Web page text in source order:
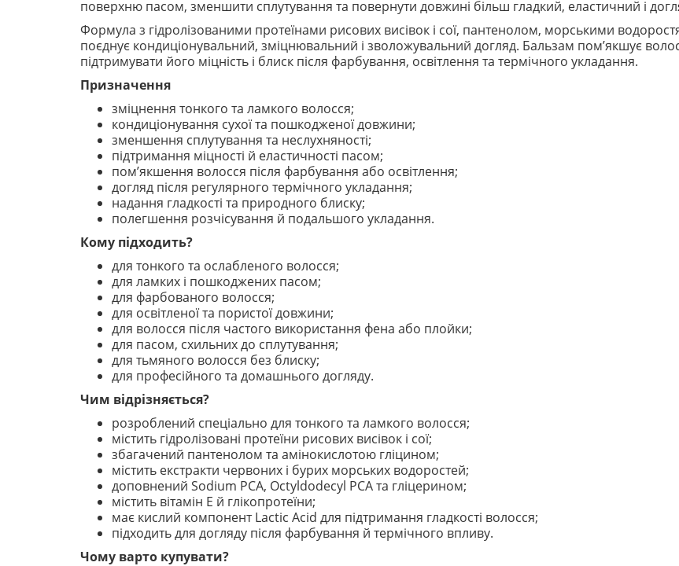
поверхню пасом, зменшити сплутування та повернути довжині більш гладкий, еластичний і
Формула з гідролізованими протеїнами рисових висівок і сої, пантенолом, морськими
поєднує кондиціонувальний, зміцнювальний і зволожувальний догляд. Бальзам пом’якшує
підтримувати його міцність і блиск після фарбування, освітлення та термічного укладання.
Призначення
зміцнення тонкого та ламкого волосся;
кондиціонування сухої та пошкодженої довжини;
зменшення сплутування та неслухняності;
підтримання міцності й еластичності пасом;
пом’якшення волосся після фарбування або освітлення;
догляд після регулярного термічного укладання;
надання гладкості та природного блиску;
полегшення розчісування й подальшого укладання.
Кому підходить?
для тонкого та ослабленого волосся;
для ламких і пошкоджених пасом;
для фарбованого волосся;
для освітленої та пористої довжини;
для волосся після частого використання фена або плойки;
для пасом, схильних до сплутування;
для тьмяного волосся без блиску;
для професійного та домашнього догляду.
Чим відрізняється?
розроблений спеціально для тонкого та ламкого волосся;
містить гідролізовані протеїни рисових висівок і сої;
збагачений пантенолом та амінокислотою гліцином;
містить екстракти червоних і бурих морських водоростей;
доповнений Sodium PCA, Octyldodecyl PCA та гліцерином;
містить вітамін Е й глікопротеїни;
має кислий компонент Lactic Acid для підтримання гладкості волосся;
підходить для догляду після фарбування й термічного впливу.
Чому варто купувати?